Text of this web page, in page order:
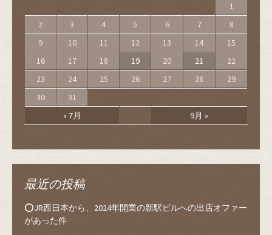
« 7月 9月 »
1
2
3 4 5 6 7
8
9
10 11 12 13 14
15
16
17 18 19 20 21
22
23
24 25 26 27 28
29
30
31
最近の投稿
⭕️JR西日本から、2024年開業の新駅ビルへの出店オファー
があった件